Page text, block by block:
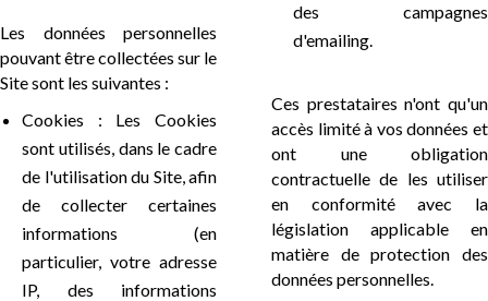
Les données personnelles
pouvant être collectées sur le
Site sont les suivantes :
Cookies : Les Cookies
sont utilisés, dans le cadre
de l'utilisation du Site, afin
de collecter certaines
informations (en
particulier, votre adresse
IP, des informations
des campagnes
d'emailing.
Ces prestataires n'ont qu'un
accès limité à vos données et
ont une obligation
contractuelle de les utiliser
en conformité avec la
législation applicable en
matière de protection des
données personnelles.